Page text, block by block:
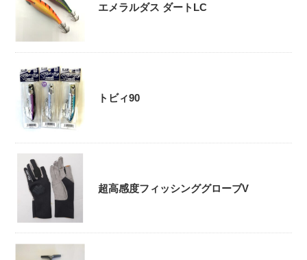
エメラルダス ダートLC
トビィ90
超高感度フィッシンググローブV